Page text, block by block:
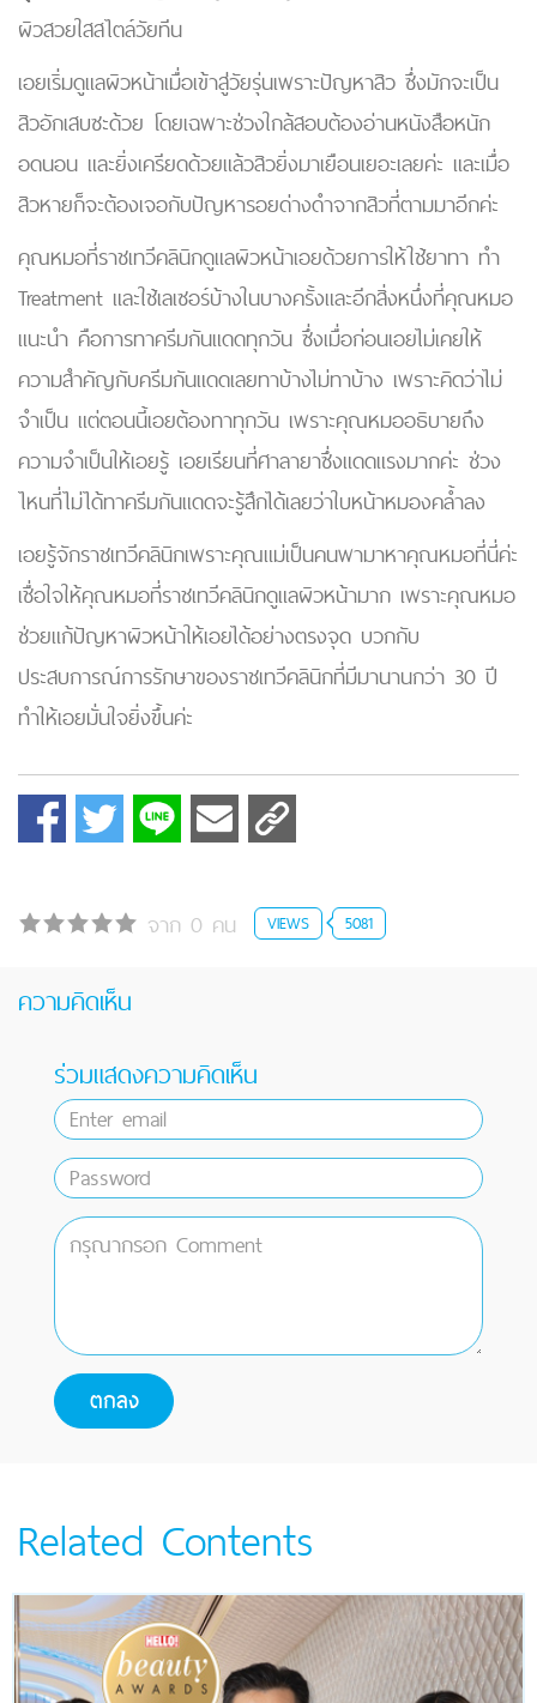
ผิวสวยใสสไตล์วัยทีน
เอยเริ่มดูแลผิวหน้าเมื่อเข้าสู่วัยรุ่นเพราะปัญหาสิว ซึ่งมักจะเป็น
สิวอักเสบซะด้วย โดยเฉพาะช่วงใกล้สอบต้องอ่านหนังสือหนัก
อดนอน และยิ่งเครียดด้วยแล้วสิวยิ่งมาเยือนเยอะเลยค่ะ และเมื่อ
สิวหายก็จะต้องเจอกับปัญหารอยด่างดำจากสิวที่ตามมาอีกค่ะ
คุณหมอที่ราชเทวีคลินิกดูแลผิวหน้าเอยด้วยการให้ใช้ยาทา ทำ
Treatment และใช้เลเซอร์บ้างในบางครั้งและอีกสิ่งหนึ่งที่คุณหมอ
แนะนำ คือการทาครีมกันแดดทุกวัน ซึ่งเมื่อก่อนเอยไม่เคยให้
ความสำคัญกับครีมกันแดดเลยทาบ้างไม่ทาบ้าง เพราะคิดว่าไม่
จำเป็น แต่ตอนนี้เอยต้องทาทุกวัน เพราะคุณหมออธิบายถึง
ความจำเป็นให้เอยรู้ เอยเรียนที่ศาลายาซึ่งแดดแรงมากค่ะ ช่วง
ไหนที่ไม่ได้ทาครีมกันแดดจะรู้สึกได้เลยว่าใบหน้าหมองคล้ำลง
เอยรู้จักราชเทวีคลินิกเพราะคุณแม่เป็นคนพามาหาคุณหมอที่นี่ค่ะ
เชื่อใจให้คุณหมอที่ราชเทวีคลินิกดูแลผิวหน้ามาก เพราะคุณหมอ
ช่วยแก้ปัญหาผิวหน้าให้เอยได้อย่างตรงจุด บวกกับ
ประสบการณ์การรักษาของราชเทวีคลินิกที่มีมานานกว่า 30 ปี
ทำให้เอยมั่นใจยิ่งขึ้นค่ะ
จาก 0 คน VIEWS 5081
ความคิดเห็น
ร่วมแสดงความคิดเห็น
Related Contents